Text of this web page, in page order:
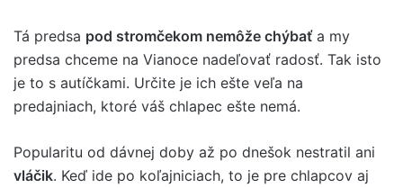
Tá predsa pod stromčekom nemôže chýbaťa my
predsa chceme na Vianoce nadeľovať radosť. Tak isto
je to s autíčkami. Určite je ich ešte veľa na
predajniach, ktoré váš chlapec ešte nemá.
Popularitu od dávnej doby až po dnešok nestratil ani
vláčik. Keď ide po koľajniciach, to je pre chlapcov aj